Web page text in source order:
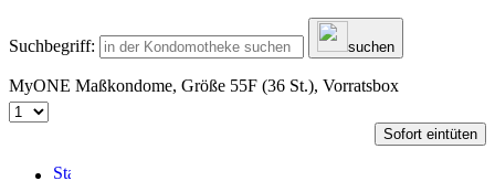
Suchbegriff: suchen
MyONE Maßkondome, Größe 55F (36 St.), Vorratsbox
Sofort eintüten